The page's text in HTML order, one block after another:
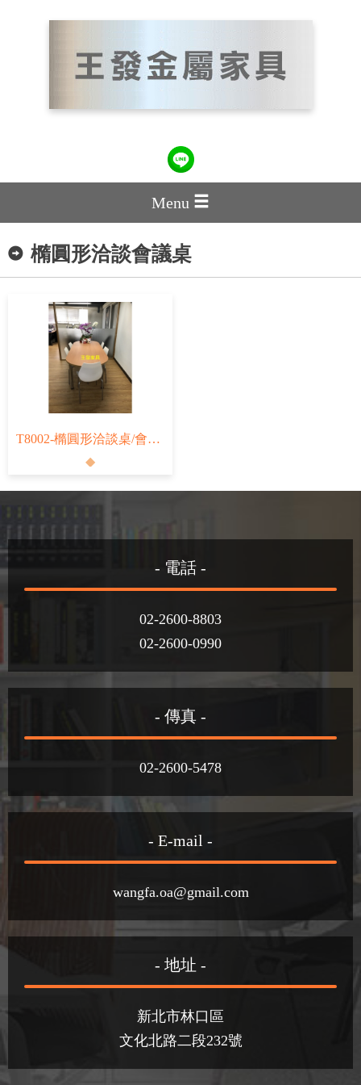
Menu
橢圓形洽談會議桌
T8002-橢圓形洽談桌/會議桌
- 電話 -
02-2600-8803
02-2600-0990
- 傳真 -
02-2600-5478
- E-mail -
wangfa.oa@gmail.com
- 地址 -
新北市林口區
文化北路二段232號